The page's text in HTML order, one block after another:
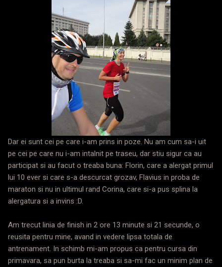
Dar ei sunt cei pe care i-am prins in poze. Nu am cum sa-i uit
pe cei pe care nu i-am intalnit pe traseu, dar stiu sigur ca au
participat si au facut o treaba buna: Florin, care a alergat primul
lui 10 ever si care s-a descurcat grozav, Flavius in proba de
maraton si nu in ultimul rand Corina, care si-a pus splina la
alergatura si a invins :D.
Am trecut linia de finish in 2 ore 13 minute si 21 secunde, o
reusita pentru mine, avand in vedere lipsa totala de
antrenament. In schimb mi-am propus ca pentru cursa din
primavara, sa pun burta la treaba si sa-mi fac un minim plan de